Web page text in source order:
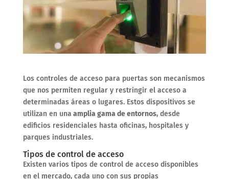
Los controles de acceso para puertas son mecanismos
que nos permiten regular y restringir el acceso a
determinadas áreas o lugares. Estos dispositivos se
utilizan en una amplia gama de entornos, desde
edificios residenciales hasta oficinas, hospitales y
parques industriales.
Tipos de control de acceso
Existen varios tipos de control de acceso disponibles
en el mercado, cada uno con sus propias